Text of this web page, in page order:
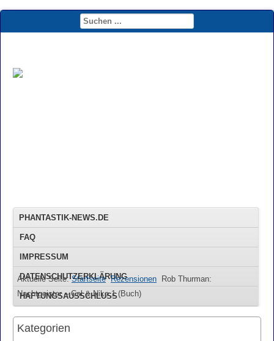
PHANTASTIK-NEWS.DE
FAQ
IMPRESSUM
DATENSCHUTZERKLÄRUNG
HAFTUNGSAUSSCHLUSS
Aktuelle Seite:Startseite Rezensionen
Rob Thurman:
Nachtgeister – Cal & Niko 1 (Buch)
Kategorien